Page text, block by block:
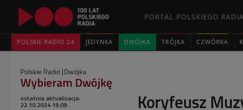
PORTAL POLSKIEGO
POLSKIE RADIO 24 JEDYNKA DWÓJKA TRÓJKA CZWÓRKA
Polskie Radio Dwójka
Wybieram Dwójkę
Koryfeusz
ostatnia aktualizacja:
22.10.2024 19:09